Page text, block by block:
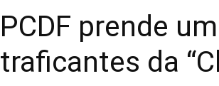
PCDF prende
traficantes da